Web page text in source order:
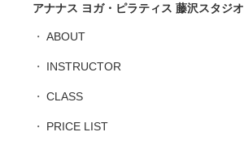
アナナス ヨガ・ピラティス 藤沢スタジオ
ABOUT
INSTRUCTOR
CLASS
PRICE LIST